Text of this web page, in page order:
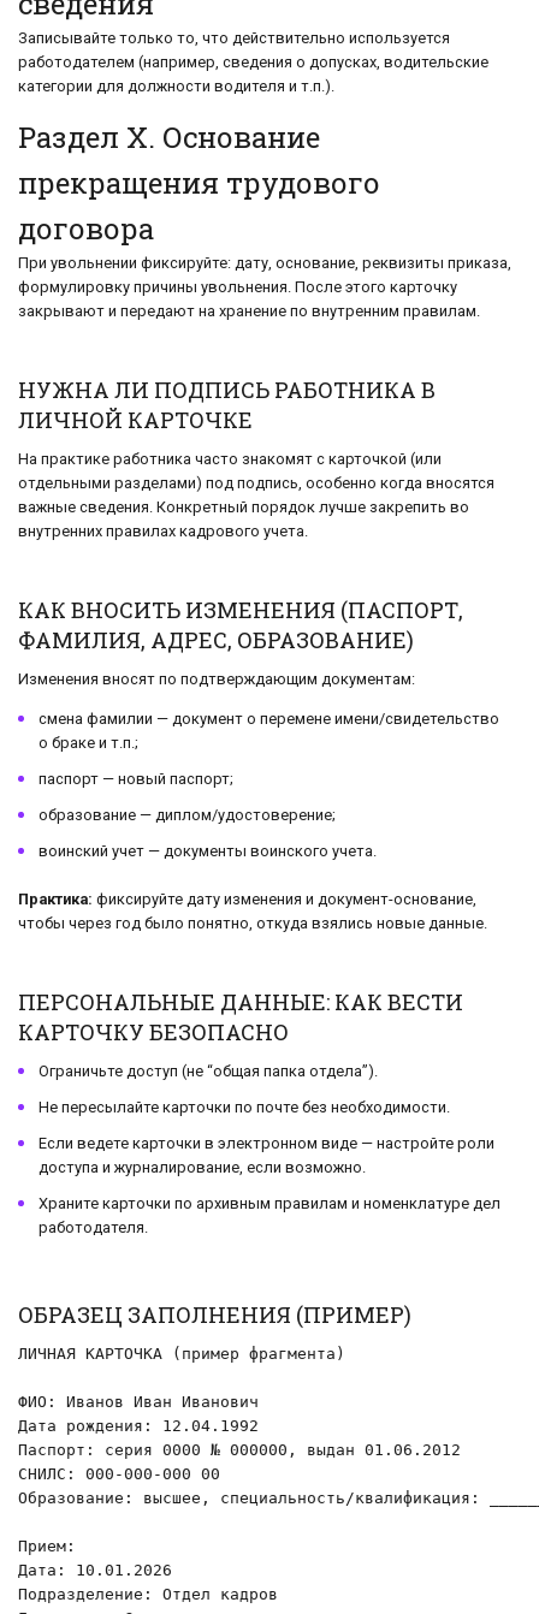
Записывайте только то, что действительно используется
работодателем (например, сведения о допусках, водительские
категории для должности водителя и т.п.).
Раздел X. Основание
прекращения трудового
договора
При увольнении фиксируйте: дату, основание, реквизиты приказа,
формулировку причины увольнения. После этого карточку
закрывают и передают на хранение по внутренним правилам.
НУЖНА ЛИ ПОДПИСЬ РАБОТНИКА В
ЛИЧНОЙ КАРТОЧКЕ
На практике работника часто знакомят с карточкой (или
отдельными разделами) под подпись, особенно когда вносятся
важные сведения. Конкретный порядок лучше закрепить во
внутренних правилах кадрового учета.
КАК ВНОСИТЬ ИЗМЕНЕНИЯ (ПАСПОРТ,
ФАМИЛИЯ, АДРЕС, ОБРАЗОВАНИЕ)
Изменения вносят по подтверждающим документам:
смена фамилии — документ о перемене имени/свидетельство
о браке и т.п.;
паспорт — новый паспорт;
образование — диплом/удостоверение;
воинский учет — документы воинского учета.
Практика: фиксируйте дату изменения и документ-основание,
чтобы через год было понятно, откуда взялись новые данные.
ПЕРСОНАЛЬНЫЕ ДАННЫЕ: КАК ВЕСТИ
КАРТОЧКУ БЕЗОПАСНО
Ограничьте доступ (не “общая папка отдела”).
Не пересылайте карточки по почте без необходимости.
Если ведете карточки в электронном виде — настройте роли
доступа и журналирование, если возможно.
Храните карточки по архивным правилам и номенклатуре дел
работодателя.
ОБРАЗЕЦ ЗАПОЛНЕНИЯ (ПРИМЕР)
ЛИЧНАЯ КАРТОЧКА (пример фрагмента)
ФИО: Иванов Иван Иванович
Дата рождения: 12.04.1992
Паспорт: серия 0000 № 000000, выдан 01.06.2012
СНИЛС: 000-000-000 00
Образование: высшее, специальность/квалификация:
Прием:
Дата: 10.01.2026
Подразделение: Отдел кадров